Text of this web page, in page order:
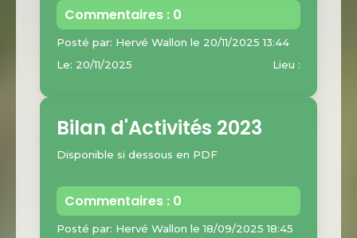
Commentaires : 0
Posté par: Hervé Wallon le 20/11/2025 13:44
Le: 20/11/2025
Lieu :
Bilan d'Activités 2023
Disponible si dessous en PDF
Commentaires : 0
Posté par: Hervé Wallon le 18/09/2025 18:45